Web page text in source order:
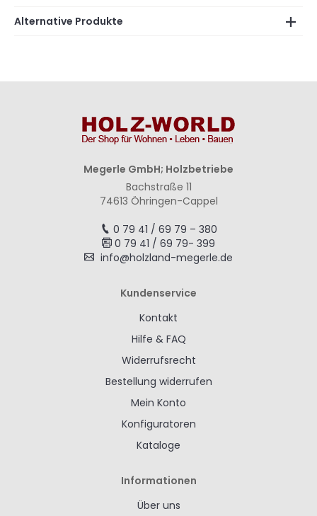
Alternative Produkte
Megerle GmbH; Holzbetriebe
Bachstraße 11
74613 Öhringen-Cappel
0 79 41 / 69 79 – 380
0 79 41 / 69 79- 399
info@holzland-megerle.de
Kundenservice
Kontakt
Hilfe & FAQ
Widerrufsrecht
Bestellung widerrufen
Mein Konto
Konfiguratoren
Kataloge
Informationen
Über uns